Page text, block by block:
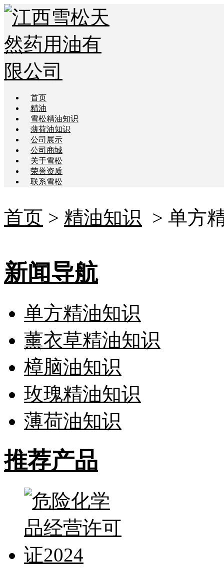
首页
精油
雪松精油知识
薄荷油知识
公司展示
公司商城
关于雪松
荣誉资质
联系雪松
首页 > 精油知识 > 单方
新闻导航
单方精油知识
薰衣草精油知识
樟脑油知识
玫瑰精油知识
薄荷油知识
推荐产品